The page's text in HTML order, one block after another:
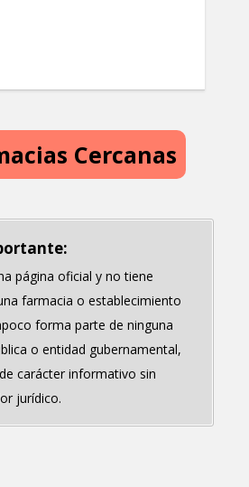
Cercanas
página oficial y no tiene
farmacia o establecimiento
forma parte de ninguna
o entidad gubernamental,
carácter informativo sin
jurídico.